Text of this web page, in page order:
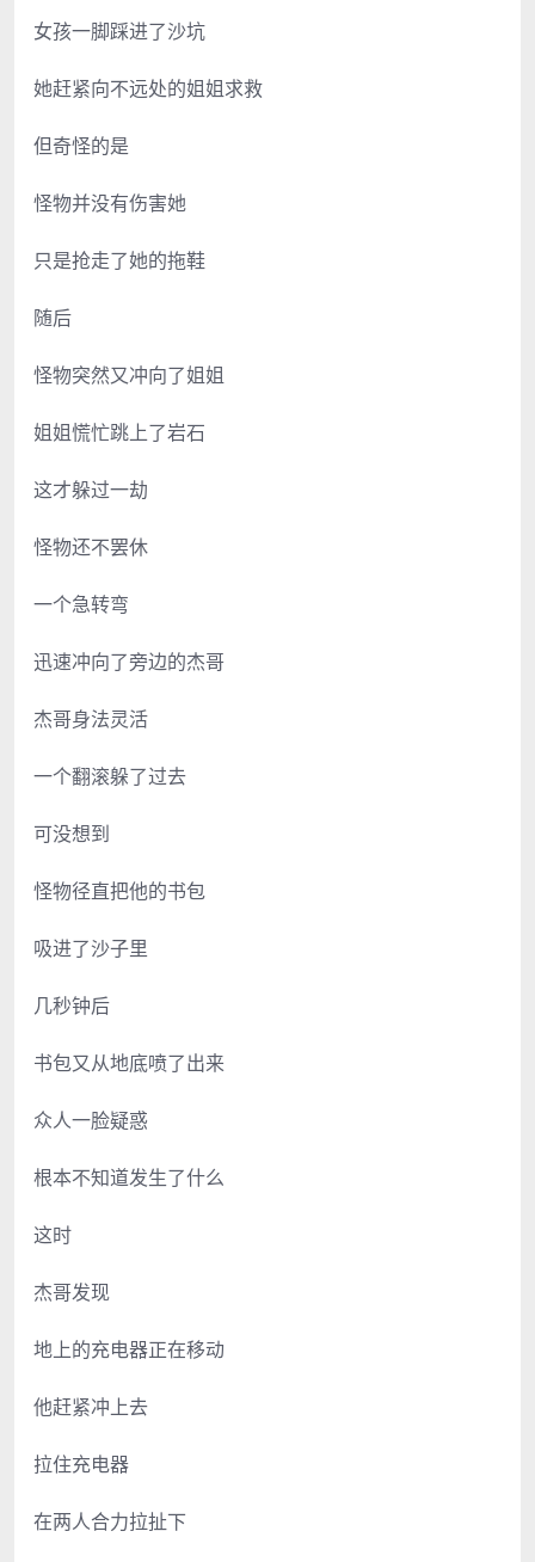
女孩一脚踩进了沙坑
她赶紧向不远处的姐姐求救
但奇怪的是
怪物并没有伤害她
只是抢走了她的拖鞋
随后
怪物突然又冲向了姐姐
姐姐慌忙跳上了岩石
这才躲过一劫
怪物还不罢休
一个急转弯
迅速冲向了旁边的杰哥
杰哥身法灵活
一个翻滚躲了过去
可没想到
怪物径直把他的书包
吸进了沙子里
几秒钟后
书包又从地底喷了出来
众人一脸疑惑
根本不知道发生了什么
这时
杰哥发现
地上的充电器正在移动
他赶紧冲上去
拉住充电器
在两人合力拉扯下